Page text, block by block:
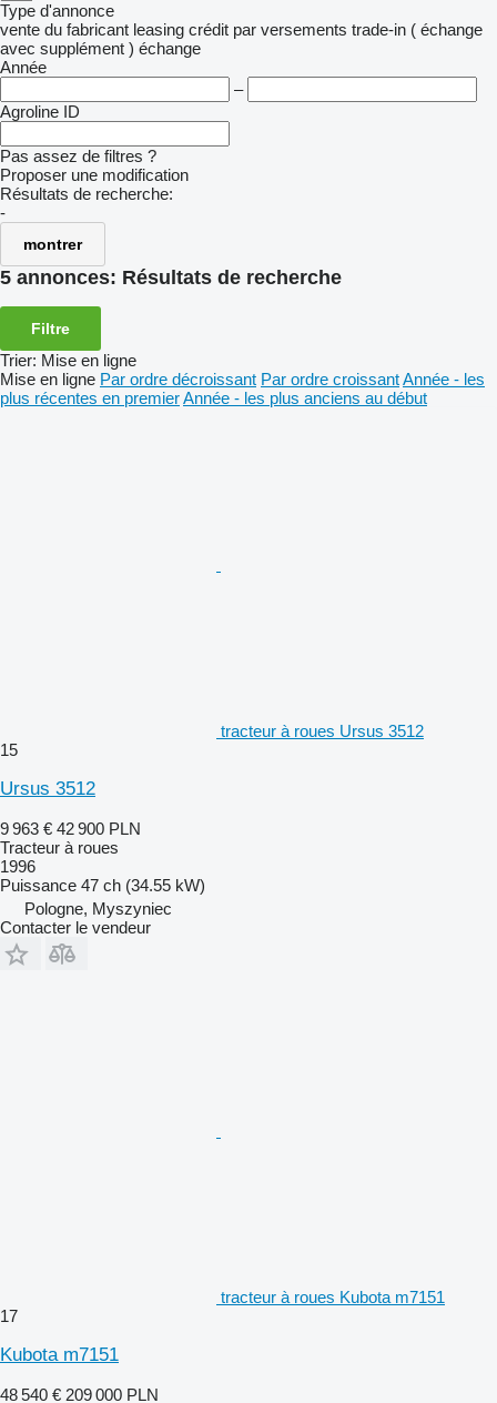
Type d'annonce
vente du fabricant leasing crédit par versements trade-in ( échange
avec supplément ) échange
Année
–
Agroline ID
Pas assez de filtres ?
Proposer une modification
Résultats de recherche:
-
montrer
5 annonces: Résultats de recherche
Filtre
Trier: Mise en ligne
Mise en ligne Par ordre décroissant Par ordre croissantAnnée - les
plus récentes en premierAnnée - les plus anciens au début
tracteur à roues Ursus 3512
15
Ursus 3512
9 963 € 42 900 PLN
Tracteur à roues
1996
Puissance 47 ch (34.55 kW)
Pologne, Myszyniec
Contacter le vendeur
tracteur à roues Kubota m7151
17
Kubota m7151
48 540 € 209 000 PLN